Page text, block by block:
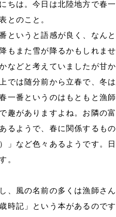
ちは。今日は北陸地方で春
とのこと。
というと語感が良く、なん
もまた雪が降るかもしれま
などと考えていましたが甘か
では随分前から立春で、冬
一番というのはもともと漁
趣がありますよね。お隣の
るようで、春に関係するも
」など色々あるようです。
。
、風の名前の多くは漁師さ
時記」という本があるので